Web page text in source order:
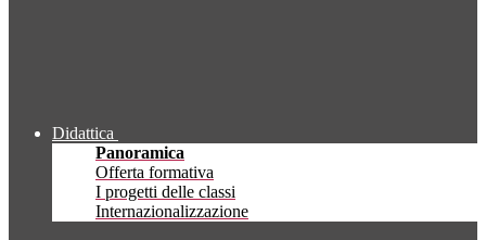
Didattica
Panoramica
Offerta formativa
I progetti delle classi
Internazionalizzazione